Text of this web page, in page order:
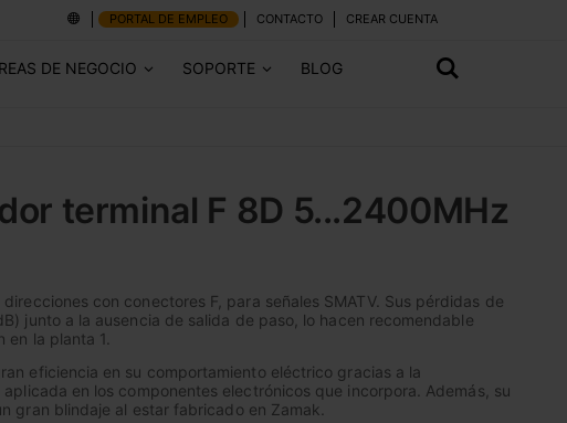
PORTAL DE EMPLEO CONTACTO CREAR CUENTA
DE NEGOCIO SOPORTE BLOG
terminal F 8D 5...2400MHz
con conectores F, para señales SMATV. Sus pérdidas de
junto a la ausencia de salida de paso, lo hacen recomendable
en la planta 1.
eficiencia en su comportamiento eléctrico gracias a la
en los componentes electrónicos que incorpora. Además, su
gran blindaje al estar fabricado en Zamak.